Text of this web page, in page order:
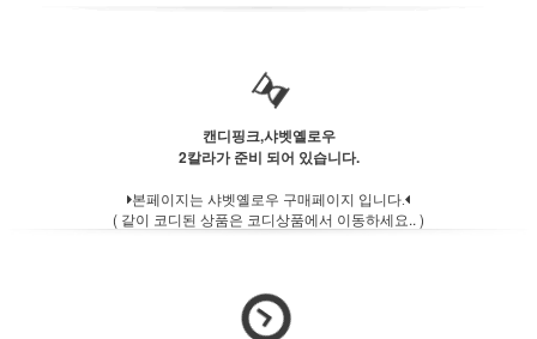
캔디핑크,샤벳옐로우
2칼라가 준비 되어 있습니다.
본페이지는 샤벳옐로우 구매페이지 입니다.
( 같이 코디된 상품은 코디상품에서 이동하세요.. )